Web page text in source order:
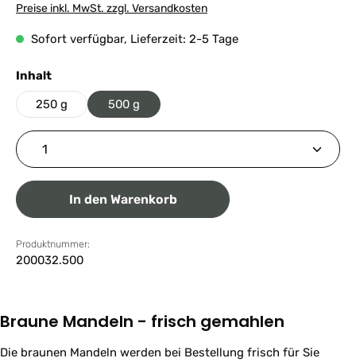
Preise inkl. MwSt. zzgl. Versandkosten
Sofort verfügbar, Lieferzeit: 2-5 Tage
Inhaltauswählen
250 g 500 g
Produkt Anzahl: Gib den gewünschten Wert ein
In den Warenkorb
Produktnummer:
200032.500
Braune Mandeln - frisch gemahlen
Die braunen Mandeln werden bei Bestellung frisch für Sie